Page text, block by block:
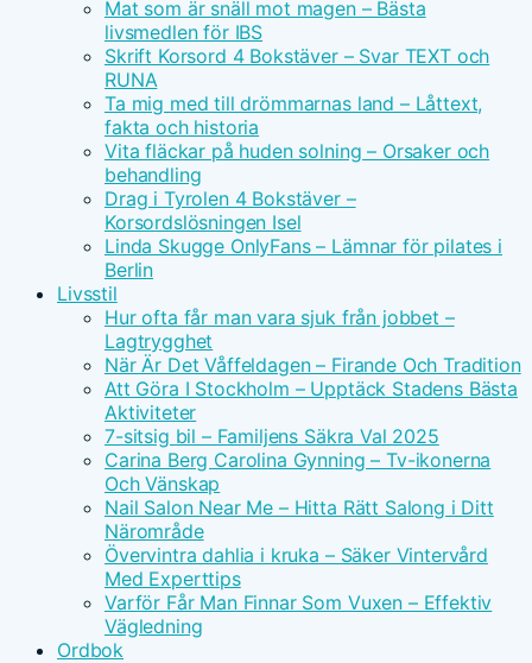
Mat som är snäll mot magen – Bästa
livsmedlen för IBS
Skrift Korsord 4 Bokstäver – Svar TEXT och
RUNA
Ta mig med till drömmarnas land – Låttext,
fakta och historia
Vita fläckar på huden solning – Orsaker och
behandling
Drag i Tyrolen 4 Bokstäver –
Korsordslösningen Isel
Linda Skugge OnlyFans – Lämnar för pilates i
Berlin
Livsstil
Hur ofta får man vara sjuk från jobbet –
Lagtrygghet
När Är Det Våffeldagen – Firande Och Tradition
Att Göra I Stockholm – Upptäck Stadens Bästa
Aktiviteter
7-sitsig bil – Familjens Säkra Val 2025
Carina Berg Carolina Gynning – Tv-ikonerna
Och Vänskap
Nail Salon Near Me – Hitta Rätt Salong i Ditt
Närområde
Övervintra dahlia i kruka – Säker Vintervård
Med Experttips
Varför Får Man Finnar Som Vuxen – Effektiv
Vägledning
Ordbok